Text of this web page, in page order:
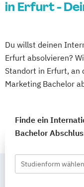
in Erfurt -
Du willst deinen
Erfurt absolvieren?
Standort in Erfurt, an
Marketing Bachelor
Finde ein
Bachelor
Studienform wählen